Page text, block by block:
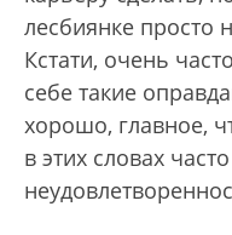
лесбиянке просто
Кстати, очень
себе такие
хорошо, главное,
в этих словах